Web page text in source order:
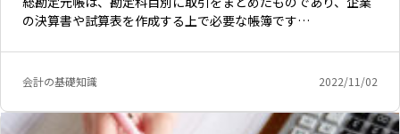
の決算書や試算表を作成する上で必要な帳簿です…
会計の基礎知識 2022/11/02